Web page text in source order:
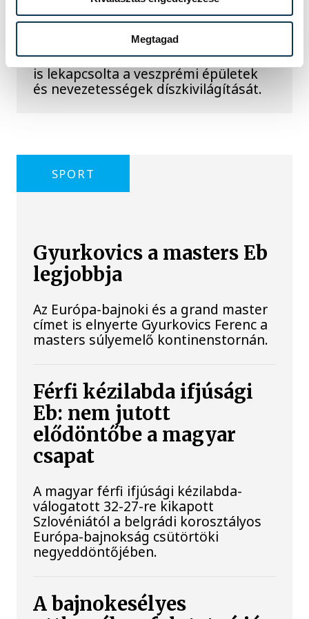
Megtagad
A kormány energiatakarékossági
felhívásához csatlakozva Veszprém
városa és Veszprémi Főegyházmegye
is lekapcsolta a veszprémi épületek
és nevezetességek díszkivilágítását.
SPORT
Gyurkovics a masters Eb
legjobbja
Az Európa-bajnoki és a grand master
címet is elnyerte Gyurkovics Ferenc a
masters súlyemelő kontinenstornán.
Férfi kézilabda ifjúsági
Eb: nem jutott
elődöntőbe a magyar
csapat
A magyar férfi ifjúsági kézilabda-
válogatott 32-27-re kikapott
Szlovéniától a belgrádi korosztályos
Európa-bajnokság csütörtöki
negyeddöntőjében.
A bajnokesélyes